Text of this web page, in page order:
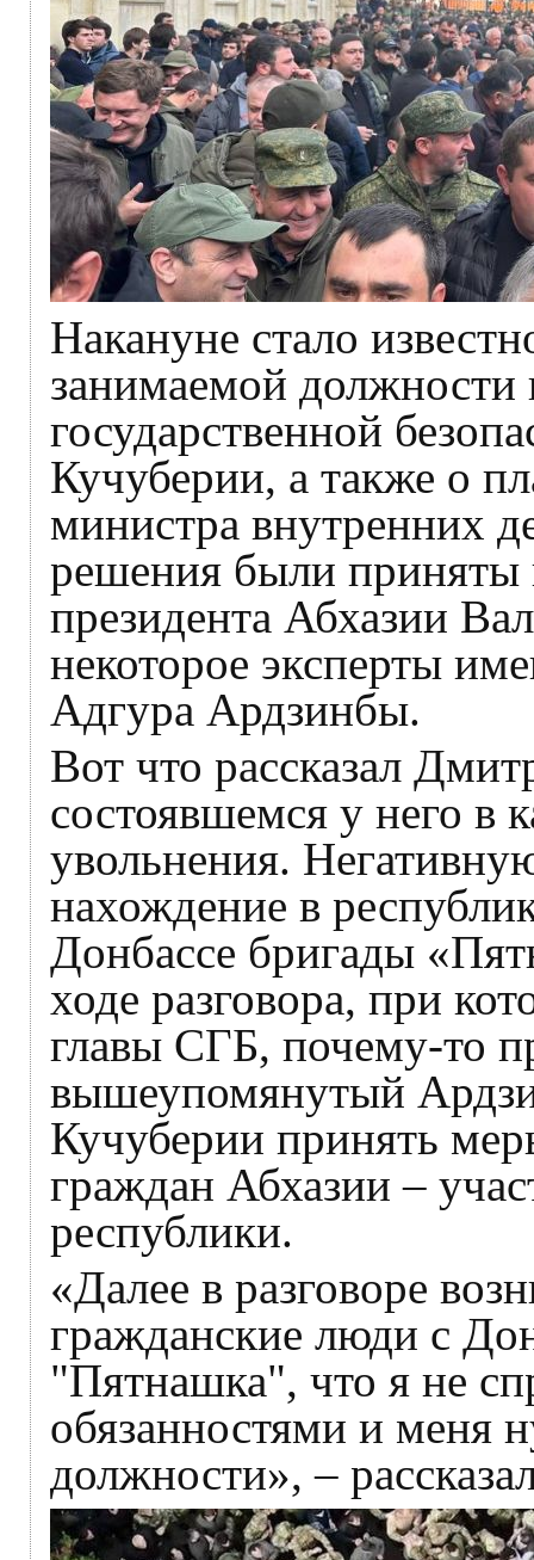
Накануне стало
занимаемой
государственной
Кучуберии, а также о
министра внутренних
решения были
президента Абхазии
некоторое эксперты
Адгура Ардзинбы.
Вот что рассказал
состоявшемся у него в
увольнения.
нахождение в
Донбассе бригады
ходе разговора, при
главы СГБ, почему-то
вышеупомянутый
Кучуберии принять
граждан Абхазии –
республики.
«Далее в разговоре
гражданские люди с
"Пятнашка", что я не
обязанностями и меня
должности», –